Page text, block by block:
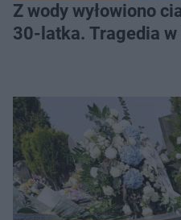
Z wody wyłowiono
30-latka. Tragedia